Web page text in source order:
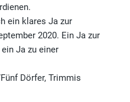
ein klares Ja zur
2020. Ein Ja zur
Ja zu einer
Dörfer, Trimmis